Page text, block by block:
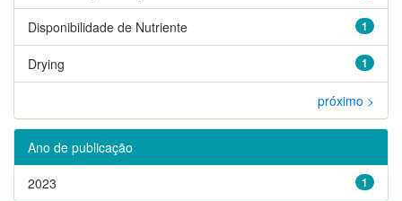
1
Disponibilidade de Nutriente
1
Drying
próximo >
Ano de publicação
1
2023